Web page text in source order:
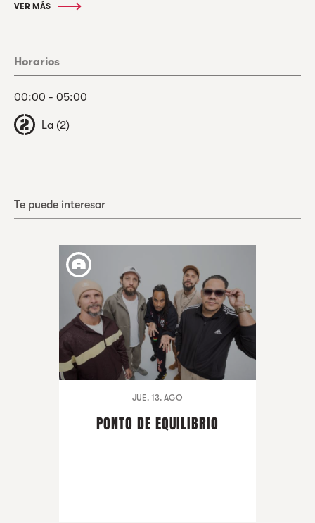
VER MÁS
Horarios
00:00 - 05:00
La (2)
Te puede interesar
JUE. 13. AGO
PONTO DE EQUILIBRIO